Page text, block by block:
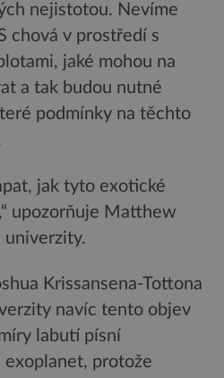
nejistotou. Nevíme
chová v prostředí s
jaké mohou na
a tak budou nutné
podmínky na těchto
jak tyto exotické
upozorňuje Matthew
univerzity.
Krissansena-Tottona
navíc tento objev
labutí písní
exoplanet, protože